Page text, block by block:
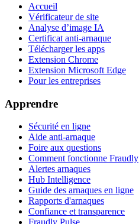
Accueil
Vérificateur de site
Analyse d’image IA
Certificat anti-arnaque
Télécharger les apps
Extension Chrome
Extension Microsoft Edge
Pour les entreprises
Apprendre
Sécurité en ligne
Aide anti-arnaque
Foire aux questions
Comment fonctionne Fraudly
Alertes arnaques
Hub Intelligence
Guide des arnaques en ligne
Rapports d'arnaques
Confiance et transparence